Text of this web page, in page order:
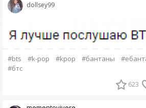
dollsey99
#bts #k-pop #kpop #бантаны
#бтс
623